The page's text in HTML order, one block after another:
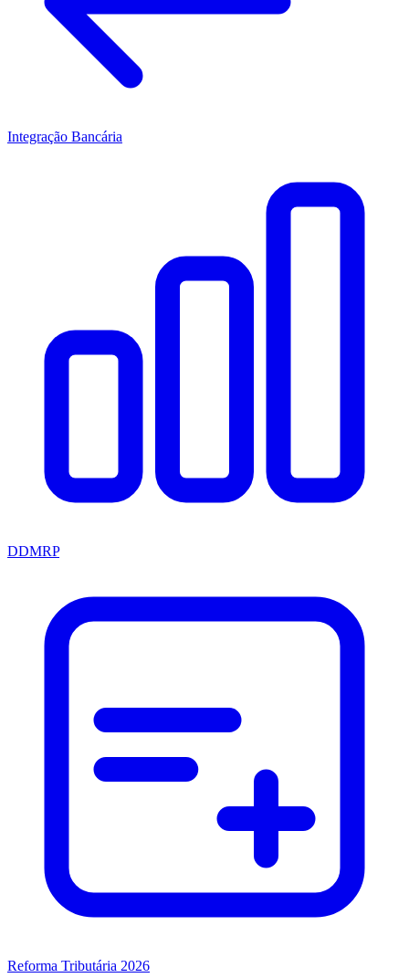
Integração Bancária
DDMRP
Reforma Tributária 2026